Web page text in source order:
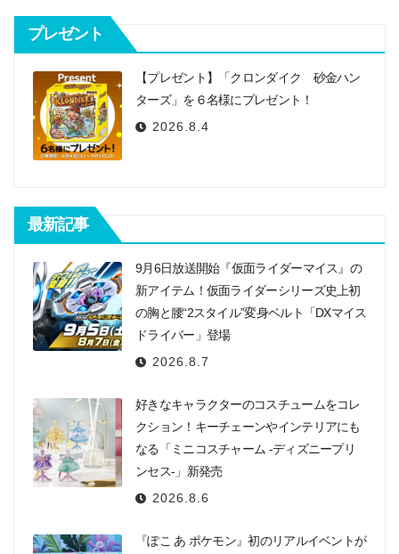
ョ
ン
プレゼント
【プレゼント】「クロンダイク 砂金ハン
ターズ」を６名様にプレゼント！
2026.8.4
最新記事
9月6日放送開始『仮面ライダーマイス』の
新アイテム！仮面ライダーシリーズ史上初
の胸と腰“2スタイル”変身ベルト「DXマイス
ドライバー」登場
2026.8.7
好きなキャラクターのコスチュームをコレ
クション！キーチェーンやインテリアにも
なる「ミニコスチャーム -ディズニープリ
ンセス-」新発売
2026.8.6
『ぽこ あ ポケモン』初のリアルイベントが